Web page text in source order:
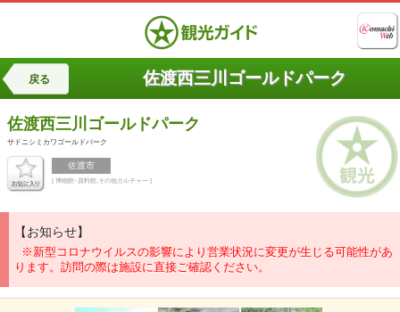
戻る 佐渡西三川ゴールドパーク
佐渡西三川ゴールドパーク
サドニシミカワゴールドパーク
佐渡市
[ 博物館･資料館,その他カルチャー ]
【お知らせ】
※新型コロナウイルスの影響により営業状況に変更が生じる可能性があ
ります。訪問の際は施設に直接ご確認ください。